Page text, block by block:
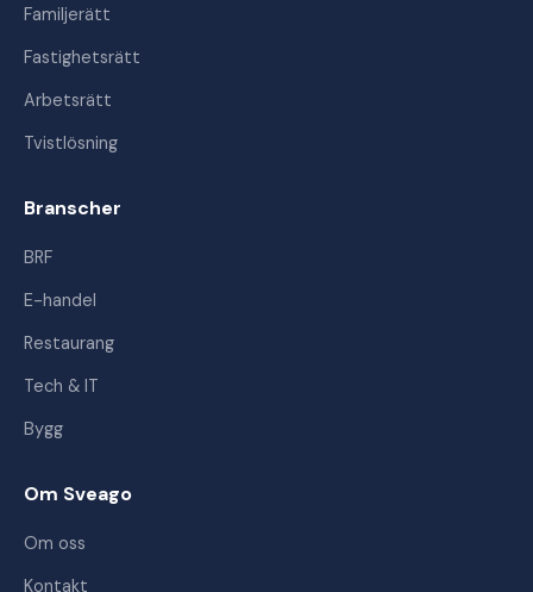
Familjerätt
Fastighetsrätt
Arbetsrätt
Tvistlösning
Branscher
BRF
E-handel
Restaurang
Tech & IT
Bygg
Om Sveago
Om oss
Kontakt